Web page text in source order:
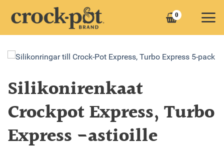
0
Silikonirenkaat
Crockpot Express, Turbo
Express -astioille